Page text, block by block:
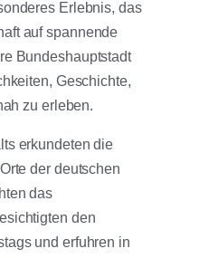
Erlebnis, das
auf spannende
Bundeshauptstadt
Geschichte,
zu erleben.
erkundeten die
der deutschen
das
den
und erfuhren in